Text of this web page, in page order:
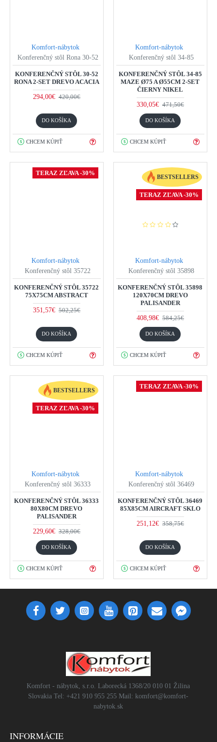
Komfort-nábytok
Konferenčný stôl Rona 30-52
KONFERENČNÝ STÔL 30-52
RONA 2-SET DREVO ACACIA
294,00€ 420,00€
DO KOŠÍKA
CHCEM KÚPIŤ
Komfort-nábytok
Konferenčný stôl 34-85
KONFERENČNÝ STÔL 34-85
MAZE Ø75 A Ø55CM 2-SET
ČIERNY NIKEL
330,05€ 471,50€
DO KOŠÍKA
CHCEM KÚPIŤ
TERAZ ZĽAVA -30%
Komfort-nábytok
Konferenčný stôl 35722
KONFERENČNÝ STÔL 35722
75X75CM ABSTRACT
351,57€ 502,25€
DO KOŠÍKA
CHCEM KÚPIŤ
BESTSELLERS
TERAZ ZĽAVA -30%
Komfort-nábytok
Konferenčný stôl 35898
KONFERENČNÝ STÔL 35898
120X70CM DREVO
PALISANDER
408,98€ 584,25€
DO KOŠÍKA
CHCEM KÚPIŤ
BESTSELLERS
TERAZ ZĽAVA -30%
Komfort-nábytok
Konferenčný stôl 36333
KONFERENČNÝ STÔL 36333
80X80CM DREVO
PALISANDER
229,60€ 328,00€
DO KOŠÍKA
CHCEM KÚPIŤ
TERAZ ZĽAVA -30%
Komfort-nábytok
Konferenčný stôl 36469
KONFERENČNÝ STÔL 36469
85X85CM AIRCRAFT SKLO
251,12€ 358,75€
DO KOŠÍKA
CHCEM KÚPIŤ
Komfort - nábytok, s.r.o. Laborecká 1368/20 010 01 Žilina
Slovakia Tel: +421 910 955 255 Mail: komfort@komfort-
nabytok.sk
INFORMÁCIE